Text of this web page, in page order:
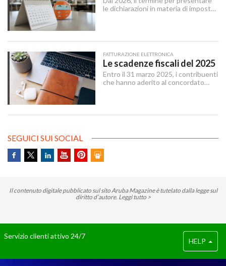
le dichiarazioni in materia di imposte
le stesse si riferiscono.
FATTURAZIONE ELETTRONICA
Le scadenze fiscali del 2025
Entro il 31 marzo 2025, i contribuenti
che hanno aderito al concordato
anni 2018-2022, versando
dell’IRAP.
SEGUICI SUI SOCIAL
Il contenuto digitale pubblicato sul sito Aruba Magazine è tutelato dalla legge sul
diritto d’autore. Leggi tutto >
HELP
Servizio clienti attivo 24/7